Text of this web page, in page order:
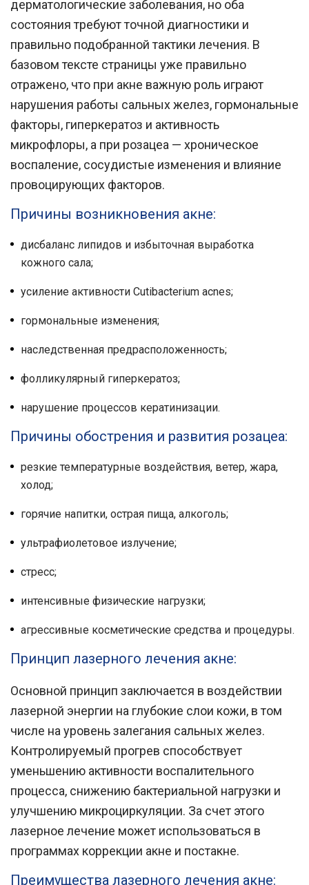
дерматологические заболевания, но оба
состояния требуют точной диагностики и
правильно подобранной тактики лечения. В
базовом тексте страницы уже правильно
отражено, что при акне важную роль играют
нарушения работы сальных желез, гормональные
факторы, гиперкератоз и активность
микрофлоры, а при розацеа — хроническое
воспаление, сосудистые изменения и влияние
провоцирующих факторов.
Причины возникновения акне:
дисбаланс липидов и избыточная выработка
кожного сала;
усиление активности Cutibacterium acnes;
гормональные изменения;
наследственная предрасположенность;
фолликулярный гиперкератоз;
нарушение процессов кератинизации.
Причины обострения и развития розацеа:
резкие температурные воздействия, ветер, жара,
холод;
горячие напитки, острая пища, алкоголь;
ультрафиолетовое излучение;
стресс;
интенсивные физические нагрузки;
агрессивные косметические средства и процедуры.
Принцип лазерного лечения акне:
Основной принцип заключается в воздействии
лазерной энергии на глубокие слои кожи, в том
числе на уровень залегания сальных желез.
Контролируемый прогрев способствует
уменьшению активности воспалительного
процесса, снижению бактериальной нагрузки и
улучшению микроциркуляции. За счет этого
лазерное лечение может использоваться в
программах коррекции акне и постакне.
Преимущества лазерного лечения акне: